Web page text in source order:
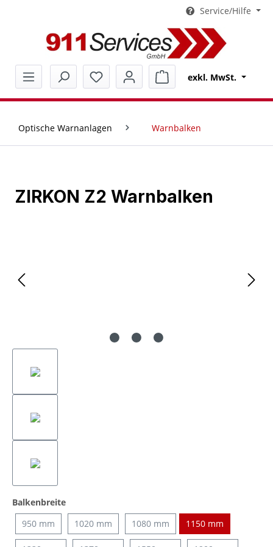
Service/Hilfe
Warenkorb enthält 0
exkl. MwSt.
Optische Warnanlagen Warnbalken
ZIRKON Z2 Warnbalken
Balkenbreiteauswählen
950 mm
1020 mm 1080 mm 1150 mm